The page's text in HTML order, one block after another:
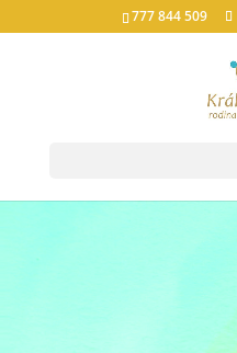
777 844 509